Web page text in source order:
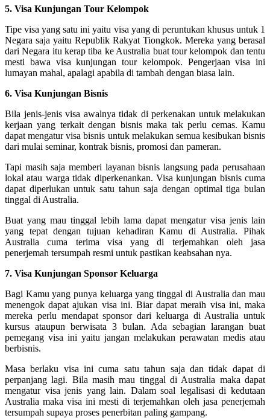
5. Visa Kunjungan Tour Kelompok
Tipe visa yang satu ini yaitu visa yang di peruntukan khusus untuk 1
Negara saja yaitu Republik Rakyat Tiongkok. Mereka yang berasal
dari Negara itu kerap tiba ke Australia buat tour kelompok dan tentu
mesti bawa visa kunjungan tour kelompok. Pengerjaan visa ini
lumayan mahal, apalagi apabila di tambah dengan biasa lain.
6. Visa Kunjungan Bisnis
Bila jenis-jenis visa awalnya tidak di perkenakan untuk melakukan
kerjaan yang terkait dengan bisnis maka tak perlu cemas. Kamu
dapat mengatur visa bisnis untuk melakukan semua kesibukan bisnis
dari mulai seminar, kontrak bisnis, promosi dan pameran.
Tapi masih saja memberi layanan bisnis langsung pada perusahaan
lokal atau warga tidak diperkenankan. Visa kunjungan bisnis cuma
dapat diperlukan untuk satu tahun saja dengan optimal tiga bulan
tinggal di Australia.
Buat yang mau tinggal lebih lama dapat mengatur visa jenis lain
yang tepat dengan tujuan kehadiran Kamu di Australia. Pihak
Australia cuma terima visa yang di terjemahkan oleh jasa
penerjemah tersumpah resmi untuk pastikan keabsahan nya.
7. Visa Kunjungan Sponsor Keluarga
Bagi Kamu yang punya keluarga yang tinggal di Australia dan mau
menengok dapat ajukan visa ini. Biar dapat meraih visa ini, maka
mereka perlu mendapat sponsor dari keluarga di Australia untuk
kursus ataupun berwisata 3 bulan. Ada sebagian larangan buat
pemegang visa ini yaitu jangan melakukan perawatan medis atau
berbisnis.
Masa berlaku visa ini cuma satu tahun saja dan tidak dapat di
perpanjang lagi. Bila masih mau tinggal di Australia maka dapat
mengatur visa jenis yang lain. Dalam soal legalisasi di kedutaan
Australia maka visa ini mesti di terjemahkan oleh jasa penerjemah
tersumpah supaya proses penerbitan paling gampang.